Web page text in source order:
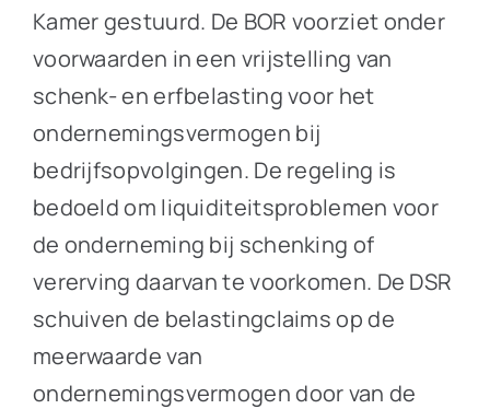
Kamer gestuurd. De BOR voorziet onder
voorwaarden in een vrijstelling van
schenk- en erfbelasting voor het
ondernemingsvermogen bij
bedrijfsopvolgingen. De regeling is
bedoeld om liquiditeitsproblemen voor
de onderneming bij schenking of
vererving daarvan te voorkomen. De DSR
schuiven de belastingclaims op de
meerwaarde van
ondernemingsvermogen door van de